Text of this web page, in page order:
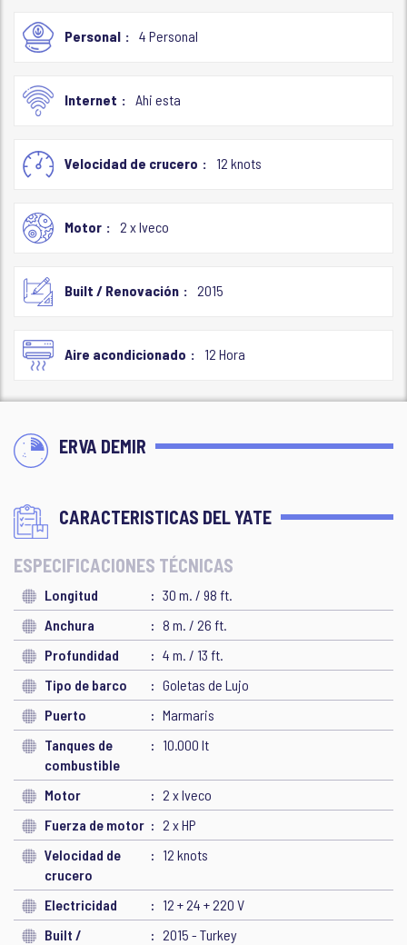
Personal 4 Personal
Internet Ahi esta
Velocidad de crucero 12 knots
Motor 2 x Iveco
Built / Renovación 2015
Aire acondicionado 12 Hora
ERVA DEMIR
CARACTERISTICAS DEL YATE
ESPECIFICACIONES TÉCNICAS
Longitud
30 m. / 98 ft.
Anchura
8 m. / 26 ft.
Profundidad
4 m. / 13 ft.
Tipo de barco
Goletas de Lujo
Puerto
Marmaris
Tanques de
combustible
10.000 lt
Motor
2 x Iveco
Fuerza de motor
2 x HP
Velocidad de
crucero
12 knots
Electricidad
12 + 24 + 220 V
Built /
2015 - Turkey